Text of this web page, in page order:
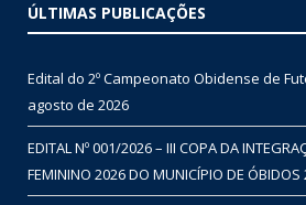
ÚLTIMAS PUBLICAÇÕES
Edital do 2º Campeonato Obidense de
agosto de 2026
EDITAL Nº 001/2026 – III COPA DA
FEMININO 2026 DO MUNICÍPIO DE ÓBIDOS